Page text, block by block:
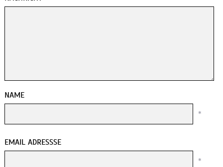
NAME
*
EMAIL ADRESSSE
*